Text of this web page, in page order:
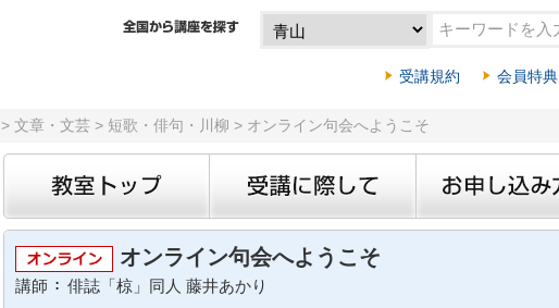
受講規約 会員特典
> 文章・文芸 > 短歌・俳句・川柳 > オンライン句会へようこそ
オンライン句会へようこそ
講師 俳誌「椋」同人 藤井あかり